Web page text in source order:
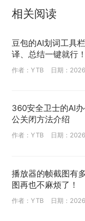
相关阅读
豆包的AI划词工具
译、总结一键就行！
作者：YTB 日期：
360安全卫士的AI
公关闭方法介绍
作者：YTB 日期：
播放器的帧截图有
图再也不麻烦了！
作者：YTB 日期：